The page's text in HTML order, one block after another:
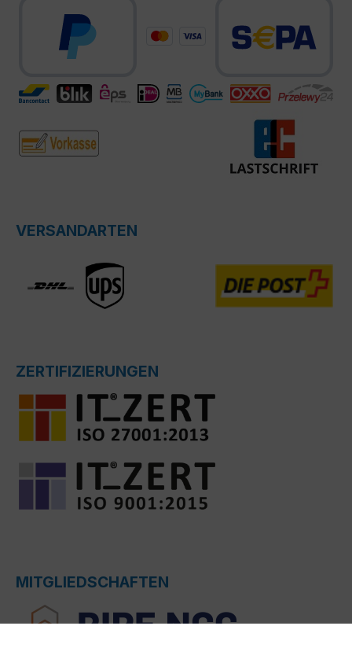
VERSANDARTEN
ZERTIFIZIERUNGEN
MITGLIEDSCHAFTEN